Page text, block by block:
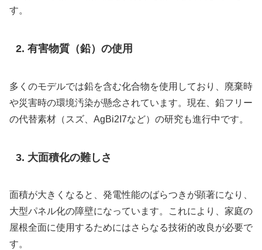
す。
2. 有害物質（鉛）の使用
多くのモデルでは鉛を含む化合物を使用しており、廃棄時
や災害時の環境汚染が懸念されています。現在、鉛フリー
の代替素材（スズ、AgBi2I7など）の研究も進行中です。
3. 大面積化の難しさ
面積が大きくなると、発電性能のばらつきが顕著になり、
大型パネル化の障壁になっています。これにより、家庭の
屋根全面に使用するためにはさらなる技術的改良が必要で
す。